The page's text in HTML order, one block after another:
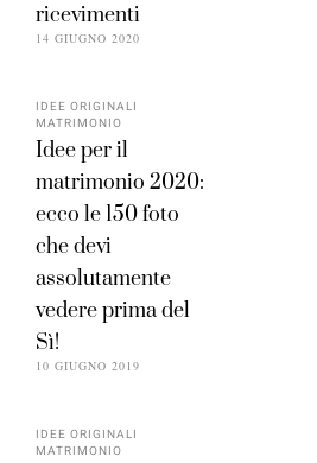
ricevimenti
14 GIUGNO 2020
IDEE ORIGINALI
MATRIMONIO
Idee per il
matrimonio 2020:
ecco le 150 foto
che devi
assolutamente
vedere prima del
Sì!
10 GIUGNO 2019
IDEE ORIGINALI
MATRIMONIO